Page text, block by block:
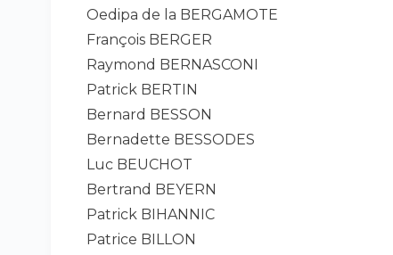
Oedipa de la BERGAMOTE
François BERGER
Raymond BERNASCONI
Patrick BERTIN
Bernard BESSON
Bernadette BESSODES
Luc BEUCHOT
Bertrand BEYERN
Patrick BIHANNIC
Patrice BILLON